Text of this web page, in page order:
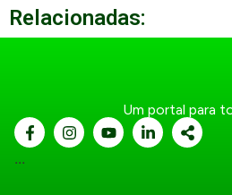
Relacionadas:
Um portal para
...